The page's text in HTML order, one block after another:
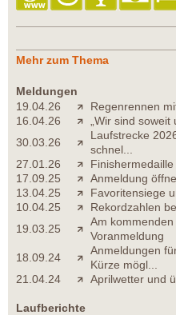
Mehr zum Thema
Meldungen
19.04.26
Regenrennen
16.04.26
„Wir sind soweit
30.03.26
Laufstrecke
schnel...
27.01.26
17.09.25
Anmeldung
13.04.25
Favoritensiege
10.04.25
Rekordzahlen
19.03.25
Am
Voranmeldung
18.09.24
Anmeldungen
Kürze mögl...
21.04.24
Aprilwetter und
Laufberichte